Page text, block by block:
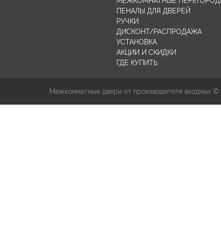
ПЕНАЛЫ ДЛЯ ДВЕРЕЙ
РУЧКИ
ДИСКОНТ/РАСПРОДАЖА
УСТАНОВКА
АКЦИИ И СКИДКИ
ГДЕ КУПИТЬ
Межкомнатные двери от производителя входных